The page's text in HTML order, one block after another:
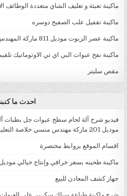
ماكينة تعبئة و تغليف الشاي متعددة الوطائف
ماكينة تقفيل علب الصفيح دوسره
ماكينة عصر الزيوت موديل 811 ماركة المهندس منسي
ماكينة نفخ عبوات البي اي تي الاوتوماتيك
مقص سليتر
احدث ما
موديل 201 ماركة مهندس منسي خلاصة التعليقات
اقسام الموقع بروابط مختصرة
ماكينة طحينه بسعر خرافي وإنتاج خيالي موديل 810 صناعة مصرية
جهاز كشف المعادن للبيع